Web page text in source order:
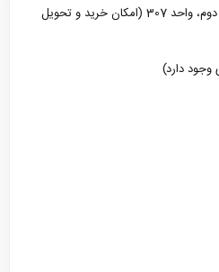
یزد، خیابان آیت الله کاشانی، مجتمع تجاری شهاب، طبقه دوم، واحد 307 (امکان خرید و تحویل